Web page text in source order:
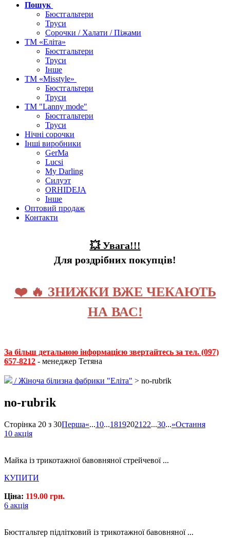
Пошук
Бюстгальтери
Труси
Сорочки / Халати / Піжами
ТМ «Еліта»
Бюстгальтери
Труси
Інше
ТМ «Misstyle»
Бюстгальтери
Труси
ТМ "Lanny mode"
Бюстгальтери
Труси
Нічні сорочки
Інші виробники
GerMa
Lucsi
My Darling
Силуэт
ORHIDEJA
Інше
Оптовий продаж
Контакти
💥 Увага!!!
Для роздрібних покупців!
❤️ 🔥 ЗНИЖКИ ВЖЕ ЧЕКАЮТЬ
НА ВАС!
За більш детальною інформацією звертайтесь за тел. (097)
657-8212 - менеджер Тетяна
/Жіноча білизна фабрики "Еліта" > no-rubrik
no-rubrik
Сторінка 20 з 30Перша«...10...18192021 22...30...»Остання
10 акція
Майка із трикотажної бавовняної стрейчевої ...
КУПИТИ
Ціна: 119.00 грн.
6 акція
Бюстгальтер підлітковий із трикотажної бавовняної ...